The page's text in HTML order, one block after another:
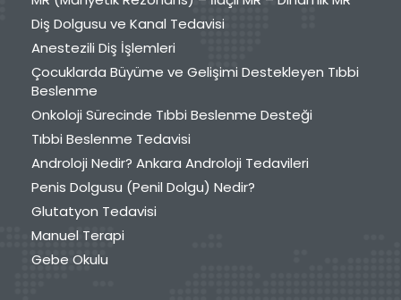
Diş Dolgusu ve Kanal Tedavisi
Anestezili Diş İşlemleri
Çocuklarda Büyüme ve Gelişimi Destekleyen Tıbbi
Beslenme
Onkoloji Sürecinde Tıbbi Beslenme Desteği
Tıbbi Beslenme Tedavisi
Androloji Nedir? Ankara Androloji Tedavileri
Penis Dolgusu (Penil Dolgu) Nedir?
Glutatyon Tedavisi
Manuel Terapi
Gebe Okulu